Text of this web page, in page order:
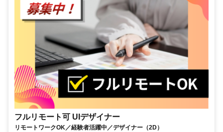
フルリモート可 UIデザイナー
リモートワークOK／経験者活躍中／デザイナー（2D）